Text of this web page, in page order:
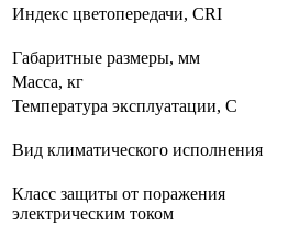
Индекс цветопередачи, CRI
Габаритные размеры, мм
Масса, кг
Температура эксплуатации, С
Вид климатического исполнения
Класс защиты от поражения
электрическим током